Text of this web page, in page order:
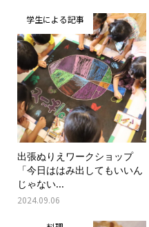
学生による記事
出張ぬりえワークショップ
「今日ははみ出してもいいん
じゃない...
2024.09.06